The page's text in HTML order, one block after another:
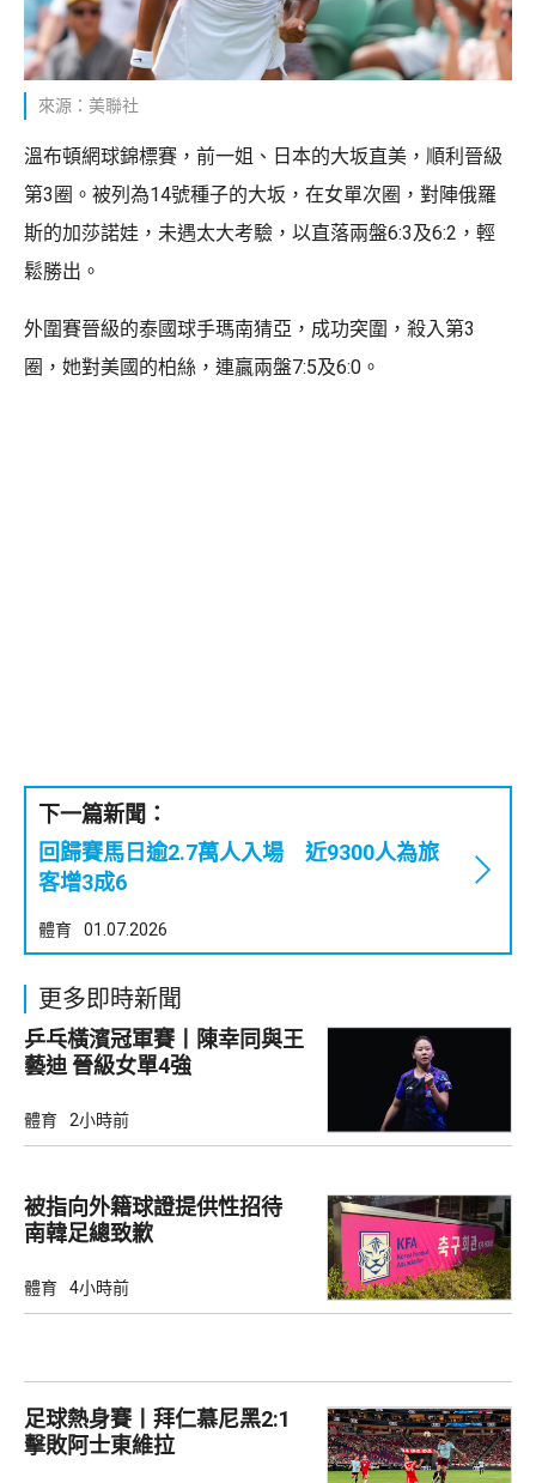
來源：美聯社
溫布頓網球錦標賽，前一姐、日本的大坂直美，順利晉級
第3圈。被列為14號種子的大坂，在女單次圈，對陣俄羅
斯的加莎諾娃，未遇太大考驗，以直落兩盤6:3及6:2，輕
鬆勝出。
外圍賽晉級的泰國球手瑪南猜亞，成功突圍，殺入第3
圈，她對美國的柏絲，連贏兩盤7:5及6:0。
下一篇新聞：
回歸賽馬日逾2.7萬人入場 近9300人為旅
客增3成6
體育 01.07.2026
更多即時新聞
乒乓橫濱冠軍賽丨陳幸同與王
藝迪 晉級女單4強
體育 2小時前
被指向外籍球證提供性招待
南韓足總致歉
體育 4小時前
足球熱身賽丨拜仁慕尼黑2:1
擊敗阿士東維拉